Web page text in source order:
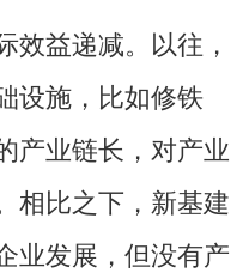
益递减。以往，
设施，比如修铁
产业链长，对产业
相比之下，新基建
业发展，但没有产